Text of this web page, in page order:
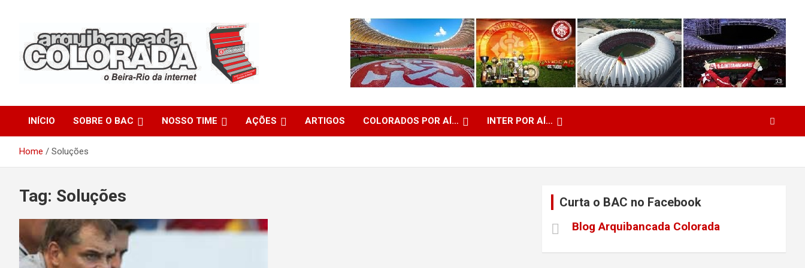
Arquibancada Colorada
INÍCIO SOBRE O BAC NOSSO TIME AÇÕES ARTIGOS COLORADOS POR AÍ… INTER POR AÍ…
Home Soluções
Tag: Soluções Curta o BAC no Facebook
Blog Arquibancada Colorada